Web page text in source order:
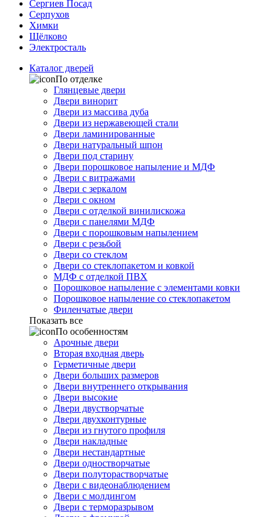
Сергиев Посад
Серпухов
Химки
Щёлково
Электросталь
Каталог дверей
По отделке
Глянцевые двери
Двери винорит
Двери из массива дуба
Двери из нержавеющей стали
Двери ламинированные
Двери натуральный шпон
Двери под старину
Двери порошковое напыление и МДФ
Двери с витражами
Двери с зеркалом
Двери с окном
Двери с отделкой винилискожа
Двери с панелями МДФ
Двери с порошковым напылением
Двери с резьбой
Двери со стеклом
Двери со стеклопакетом и ковкой
МДФ с отделкой ПВХ
Порошковое напыление с элементами ковки
Порошковое напыление со стеклопакетом
Филенчатые двери
Показать все
По особенностям
Арочные двери
Вторая входная дверь
Герметичные двери
Двери больших размеров
Двери внутреннего открывания
Двери высокие
Двери двустворчатые
Двери двухконтурные
Двери из гнутого профиля
Двери накладные
Двери нестандартные
Двери одностворчатые
Двери полуторастворчатые
Двери с видеонаблюдением
Двери с молдингом
Двери с терморазрывом